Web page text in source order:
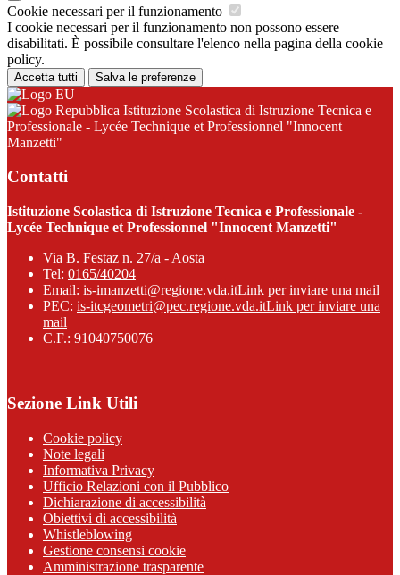
Cookie necessari per il funzionamento
I cookie necessari per il funzionamento non possono essere
disabilitati. È possibile consultare l'elenco nella pagina della cookie
policy.
Accetta tutti Salva le preferenze
Istituzione Scolastica di Istruzione Tecnica e
Professionale - Lycée Technique et Professionnel "Innocent
Manzetti"
Contatti
Istituzione Scolastica di Istruzione Tecnica e Professionale -
Lycée Technique et Professionnel "Innocent Manzetti"
Via B. Festaz n. 27/a - Aosta
Tel: 0165/40204
Email: is-imanzetti@regione.vda.itLink per inviare una mail
PEC: is-itcgeometri@pec.regione.vda.itLink per inviare una
mail
C.F.: 91040750076
Sezione Link Utili
Cookie policy
Note legali
Informativa Privacy
Ufficio Relazioni con il Pubblico
Dichiarazione di accessibilità
Obiettivi di accessibilità
Whistleblowing
Gestione consensi cookie
Amministrazione trasparente